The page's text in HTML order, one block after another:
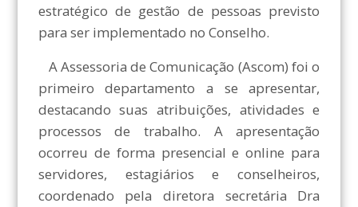
estratégico de gestão de pessoas previsto
para ser implementado no Conselho.
A Assessoria de Comunicação (Ascom) foi o
primeiro departamento a se apresentar,
destacando suas atribuições, atividades e
processos de trabalho. A apresentação
ocorreu de forma presencial e online para
servidores, estagiários e conselheiros,
coordenado pela diretora secretária Dra